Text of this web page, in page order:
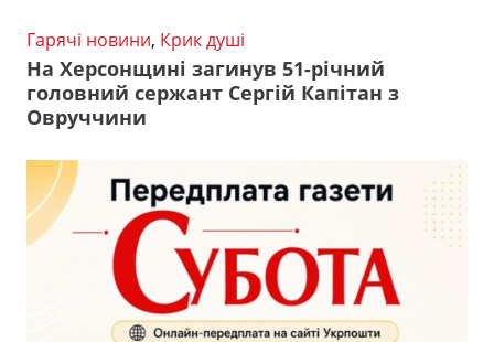
Гарячі новини, Крик душі
На Херсонщині загинув 51-річний
головний сержант Сергій Капітан з
Овруччини